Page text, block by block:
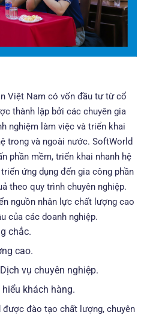
Việt Nam có vốn đầu tư từ cổ
thành lập bởi các chuyên gia
nghiệm làm việc và triển khai
trong và ngoài nước. SoftWorld
phần mềm, triển khai nhanh hệ
ứng dụng đến gia công phần
theo quy trình chuyên nghiệp.
nguồn nhân lực chất lượng cao
của các doanh nghiệp.
chắc.
cao.
vụ chuyên nghiệp.
khách hàng.
đào tạo chất lượng, chuyên